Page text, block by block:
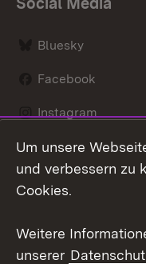
Bluesky
Facebook
Instagram
LinkedIn
Um unsere
und verbessern zu
Cookies.
Weitere
unserer